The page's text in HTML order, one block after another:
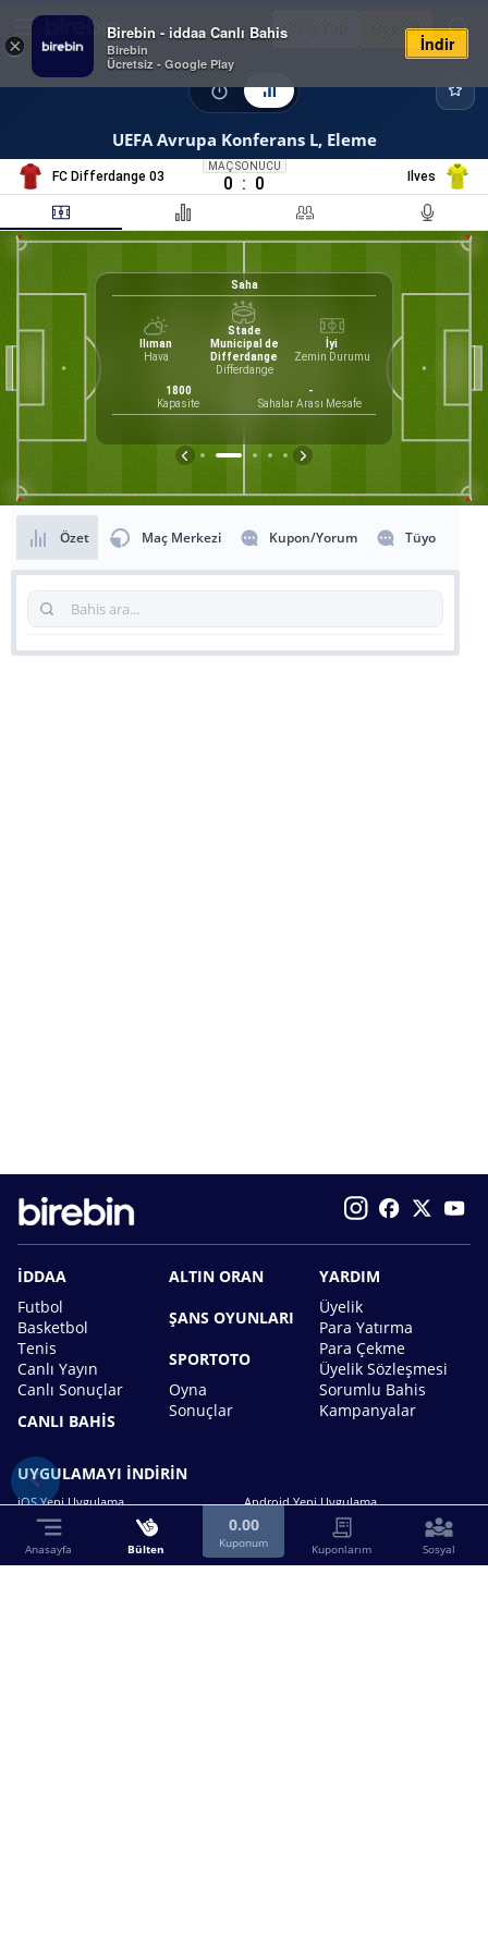
×
Birebin - iddaa Canlı Bahis
Birebin
Ücretsiz - Google Play
İndir
Giriş Yap Üye Ol
UEFA Avrupa Konferans L, Eleme
FC Differdange 03
MAÇ SONUCU
0 : 0 Ilves
Saha
Ilıman
Hava
Stade
Municipal de
Differdange
Differdange
İyi
Zemin Durumu
1800
Kapasite
-
Sahalar Arası Mesafe
Özet Maç Merkezi Kupon/Yorum Tüyo
İDDAA
Futbol
Basketbol
Tenis
Canlı Yayın
Canlı Sonuçlar
CANLI BAHİS
ALTIN ORAN
ŞANS OYUNLARI
SPORTOTO
Oyna
Sonuçlar
YARDIM
Üyelik
Para Yatırma
Para Çekme
Üyelik Sözleşmesi
Sorumlu Bahis
Kampanyalar
UYGULAMAYI İNDİRİN
iOS Yeni Uygulama Android Yeni Uygulama
Anasayfa Bülten
0.00
Kuponum Kuponlarım Sosyal